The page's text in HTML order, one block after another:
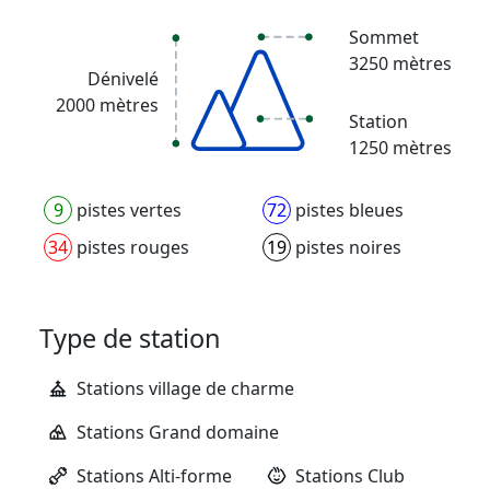
Dénivelé
2000 mètres
Sommet
3250 mètres
Station
1250 mètres
9 pistes vertes 72 pistes bleues
34 pistes rouges 19 pistes noires
Type de station
Stations village de charme
Stations Grand domaine
Stations Alti-forme
Stations Club